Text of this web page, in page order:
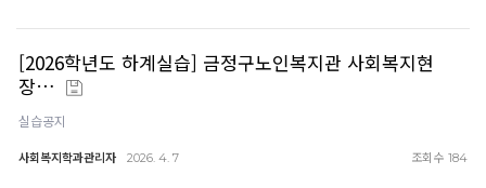
[2026학년도 하계실습] 금정구노인복지관 사회복지현
장…
실습공지
사회복지학과관리자 2026. 4. 7 조회수 184